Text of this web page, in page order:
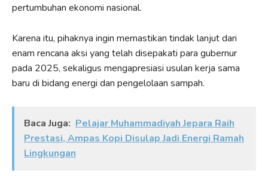
pertumbuhan ekonomi nasional.
Karena itu, pihaknya ingin memastikan tindak lanjut dari
enam rencana aksi yang telah disepakati para gubernur
pada 2025, sekaligus mengapresiasi usulan kerja sama
baru di bidang energi dan pengelolaan sampah.
Baca Juga: Pelajar Muhammadiyah Jepara Raih
Prestasi, Ampas Kopi Disulap Jadi Energi Ramah
Lingkungan